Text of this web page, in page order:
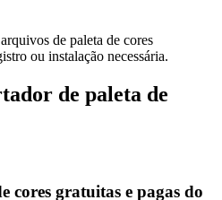
de paleta de cores
ou instalação necessária.
de paleta de
cores gratuitas e pagas do